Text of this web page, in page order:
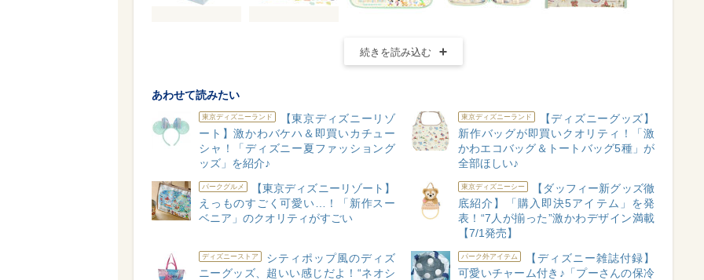
続きを読み込む
あわせて読みたい
東京ディズニーランド
【東京ディズニーリゾ
ート】激かわバケハ＆即買いカチュー
シャ！「ディズニー夏ファッショング
ッズ」を紹介♪
東京ディズニーランド
【ディズニーグッズ】
新作バッグが即買いクオリティ！「激
かわエコバッグ＆トートバッグ5種」が
全部ほしい♪
パークグルメ
【東京ディズニーリゾート】
えっものすごく可愛い…！「新作スー
ベニア」のクオリティがすごい
東京ディズニーシー
【ダッフィー新グッズ徹
底紹介】「購入即決5アイテム」を発
表！“7人が揃った”激かわデザイン満載
【7/1発売】
ディズニーストア
シティポップ風のディズ
ニーグッズ、超いい感じだよ！“ネオシ
パーク外アイテム
【ディズニー雑誌付録】
可愛いチャーム付き♪「プーさんの保冷